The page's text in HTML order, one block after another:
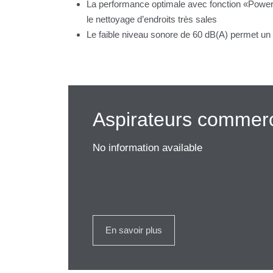
La performance optimale avec fonction
le nettoyage d’endroits très sales
Le faible niveau sonore de 60 dB(A) permet
Aspirateurs
No information available
En savoir plus